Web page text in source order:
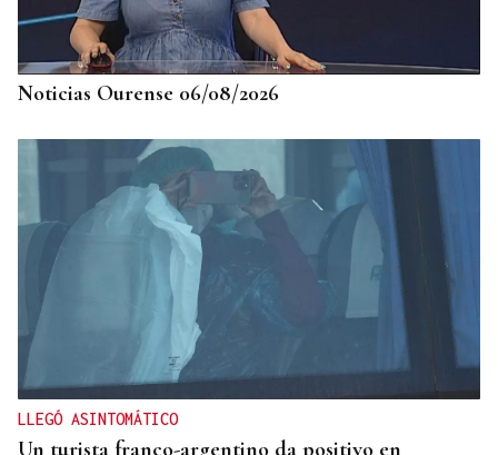
Lucía Ros Dopico, médico especialista: “Mi sueño
es cambiar el paradigma de la discapacidad
infantil”
Noticias Ourense 06/08/2026
LLEGÓ ASINTOMÁTICO